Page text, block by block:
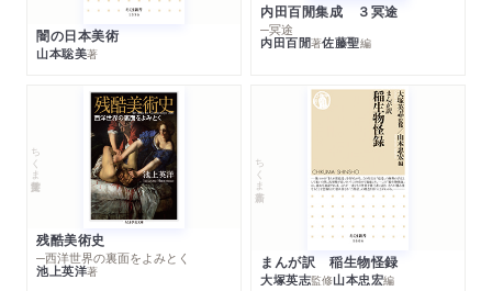
闇の日本美術
山本聡美著
内田百閒集成 ３冥途
─冥途
内田百閒著佐藤聖編
ちくま学芸文庫
残酷美術史
─西洋世界の裏面をよみとく
池上英洋著
ちくま新書
まんが訳 稲生物怪録
大塚英志監修山本忠宏編